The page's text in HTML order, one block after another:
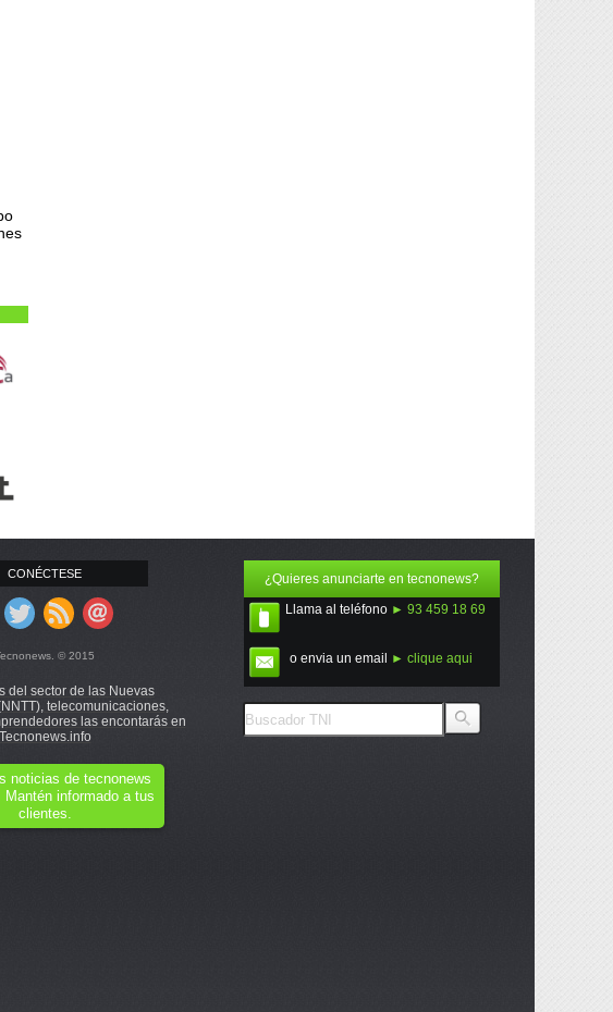
CONÉCTESE
© 2015
del sector de las Nuevas
telecomunicaciones,
las encontarás en
Tecnonews.info
noticias de tecnonews
Mantén informado a tus
clientes.
¿Quieres anunciarte en tecnonews?
Llama al teléfono ► 93 459 18 69
o envia un email ► clique aqui